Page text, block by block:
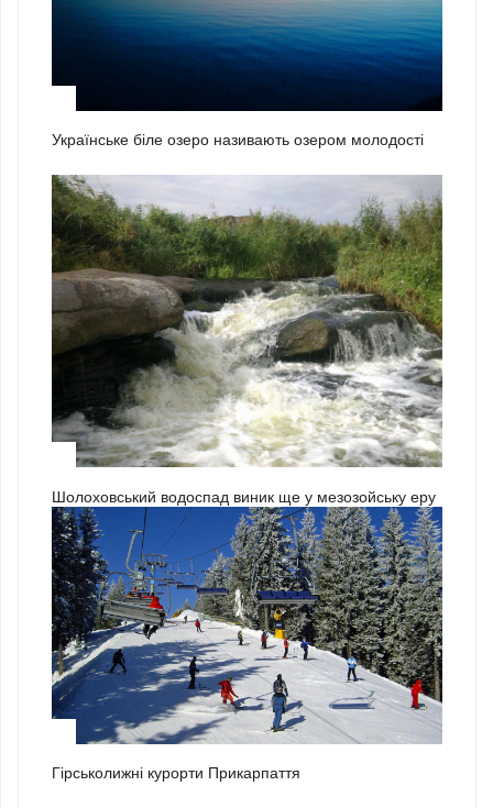
Українське біле озеро називають озером молодості
Шолоховський водоспад виник ще у мезозойську еру
Гірськолижні курорти Прикарпаття